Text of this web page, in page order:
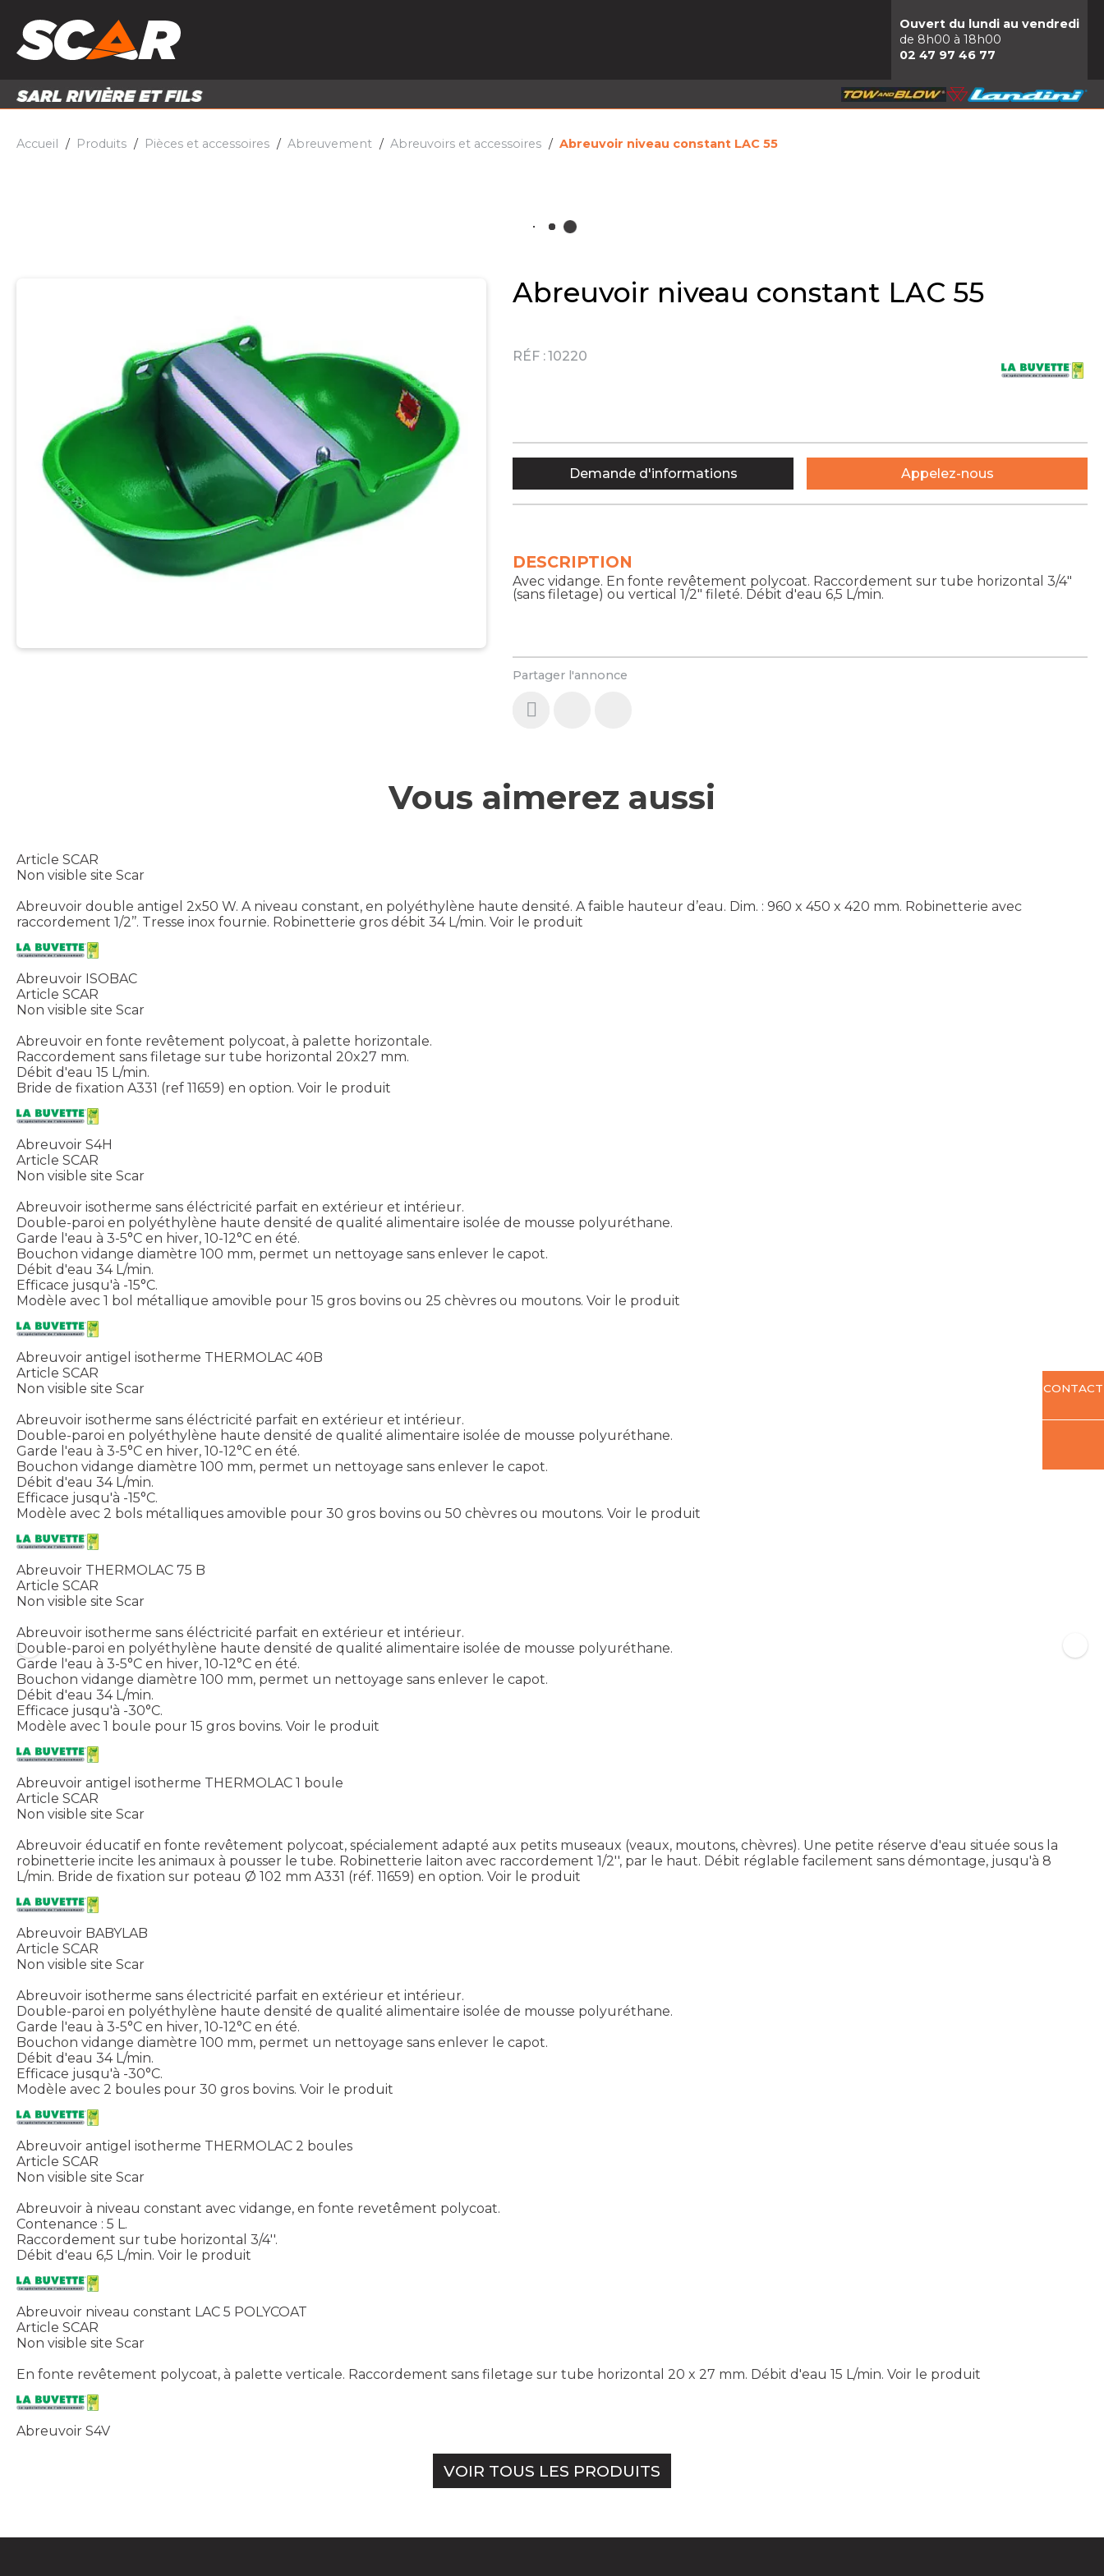
PIÈCES ET ACCESSOIRES
Ouvert du lundi au vendredi
de 8h00 à 18h00
02 47 97 46 77
Accueil Produits Pièces et accessoires Abreuvement Abreuvoirs et accessoires Abreuvoir niveau constant LAC 55
Abreuvoir niveau constant LAC 55
RÉF :10220
Partager l'annonce
DESCRIPTION
Avec vidange. En fonte revêtement polycoat. Raccordement sur tube horizontal 3/4"
(sans filetage) ou vertical 1/2" fileté. Débit d'eau 6,5 L/min.
Demande d'informations Appelez-nous
Vous aimerez aussi
Article SCAR
Non visible site Scar
Abreuvoir double antigel 2x50 W. A niveau constant, en polyéthylène haute densité. A faible hauteur d’eau. Dim. : 960 x 450 x 420 mm. Robinetterie avec
raccordement 1/2’’. Tresse inox fournie. Robinetterie gros débit 34 L/min. Voir le produit
Abreuvoir ISOBAC
Article SCAR
Non visible site Scar
Abreuvoir en fonte revêtement polycoat, à palette horizontale.
Raccordement sans filetage sur tube horizontal 20x27 mm.
Débit d'eau 15 L/min.
Bride de fixation A331 (ref 11659) en option. Voir le produit
Abreuvoir S4H
Article SCAR
Non visible site Scar
Abreuvoir isotherme sans éléctricité parfait en extérieur et intérieur.
Double-paroi en polyéthylène haute densité de qualité alimentaire isolée de mousse polyuréthane.
Garde l'eau à 3-5°C en hiver, 10-12°C en été.
Bouchon vidange diamètre 100 mm, permet un nettoyage sans enlever le capot.
Débit d'eau 34 L/min.
Efficace jusqu'à -15°C.
Modèle avec 1 bol métallique amovible pour 15 gros bovins ou 25 chèvres ou moutons. Voir le produit
Abreuvoir antigel isotherme THERMOLAC 40B
Article SCAR
Non visible site Scar
Abreuvoir isotherme sans éléctricité parfait en extérieur et intérieur.
Double-paroi en polyéthylène haute densité de qualité alimentaire isolée de mousse polyuréthane.
Garde l'eau à 3-5°C en hiver, 10-12°C en été.
Bouchon vidange diamètre 100 mm, permet un nettoyage sans enlever le capot.
Débit d'eau 34 L/min.
Efficace jusqu'à -15°C.
Modèle avec 2 bols métalliques amovible pour 30 gros bovins ou 50 chèvres ou moutons. Voir le produit
Abreuvoir THERMOLAC 75 B
Article SCAR
Non visible site Scar
Abreuvoir isotherme sans éléctricité parfait en extérieur et intérieur.
Double-paroi en polyéthylène haute densité de qualité alimentaire isolée de mousse polyuréthane.
Garde l'eau à 3-5°C en hiver, 10-12°C en été.
Bouchon vidange diamètre 100 mm, permet un nettoyage sans enlever le capot.
Débit d'eau 34 L/min.
Efficace jusqu'à -30°C.
Modèle avec 1 boule pour 15 gros bovins. Voir le produit
Abreuvoir antigel isotherme THERMOLAC 1 boule
Article SCAR
Non visible site Scar
Abreuvoir éducatif en fonte revêtement polycoat, spécialement adapté aux petits museaux (veaux, moutons, chèvres). Une petite réserve d'eau située sous la
robinetterie incite les animaux à pousser le tube. Robinetterie laiton avec raccordement 1/2'', par le haut. Débit réglable facilement sans démontage, jusqu'à 8
L/min. Bride de fixation sur poteau Ø 102 mm A331 (réf. 11659) en option. Voir le produit
Abreuvoir BABYLAB
Article SCAR
Non visible site Scar
Abreuvoir isotherme sans électricité parfait en extérieur et intérieur.
Double-paroi en polyéthylène haute densité de qualité alimentaire isolée de mousse polyuréthane.
Garde l'eau à 3-5°C en hiver, 10-12°C en été.
Bouchon vidange diamètre 100 mm, permet un nettoyage sans enlever le capot.
Débit d'eau 34 L/min.
Efficace jusqu'à -30°C.
Modèle avec 2 boules pour 30 gros bovins. Voir le produit
Abreuvoir antigel isotherme THERMOLAC 2 boules
Article SCAR
Non visible site Scar
Abreuvoir à niveau constant avec vidange, en fonte revetêment polycoat.
Contenance : 5 L.
Raccordement sur tube horizontal 3/4''.
Débit d'eau 6,5 L/min. Voir le produit
Abreuvoir niveau constant LAC 5 POLYCOAT
Article SCAR
Non visible site Scar
En fonte revêtement polycoat, à palette verticale. Raccordement sans filetage sur tube horizontal 20 x 27 mm. Débit d'eau 15 L/min. Voir le produit
Abreuvoir S4V
VOIR TOUS LES PRODUITS
CONTACT